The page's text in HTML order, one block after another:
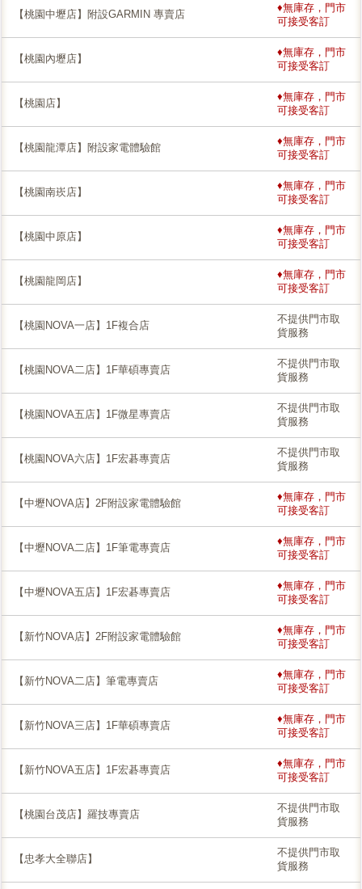
【桃園中壢店】附設GARMIN 專賣店
♦無庫存，門市
可接受客訂
【桃園內壢店】
♦無庫存，門市
可接受客訂
【桃園店】
♦無庫存，門市
可接受客訂
【桃園龍潭店】附設家電體驗館
♦無庫存，門市
可接受客訂
【桃園南崁店】
♦無庫存，門市
可接受客訂
【桃園中原店】
♦無庫存，門市
可接受客訂
【桃園龍岡店】
♦無庫存，門市
可接受客訂
【桃園NOVA一店】1F複合店
不提供門市取
貨服務
【桃園NOVA二店】1F華碩專賣店
不提供門市取
貨服務
【桃園NOVA五店】1F微星專賣店
不提供門市取
貨服務
【桃園NOVA六店】1F宏碁專賣店
不提供門市取
貨服務
【中壢NOVA店】2F附設家電體驗館
♦無庫存，門市
可接受客訂
【中壢NOVA二店】1F筆電專賣店
♦無庫存，門市
可接受客訂
【中壢NOVA五店】1F宏碁專賣店
♦無庫存，門市
可接受客訂
【新竹NOVA店】2F附設家電體驗館
♦無庫存，門市
可接受客訂
【新竹NOVA二店】筆電專賣店
♦無庫存，門市
可接受客訂
【新竹NOVA三店】1F華碩專賣店
♦無庫存，門市
可接受客訂
【新竹NOVA五店】1F宏碁專賣店
♦無庫存，門市
可接受客訂
【桃園台茂店】羅技專賣店
不提供門市取
貨服務
【忠孝大全聯店】
不提供門市取
貨服務